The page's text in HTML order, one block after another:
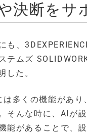
決断をサ
も、
テムズ
した。
は多くの機能があ
そんな時に、AIが
能があることで、